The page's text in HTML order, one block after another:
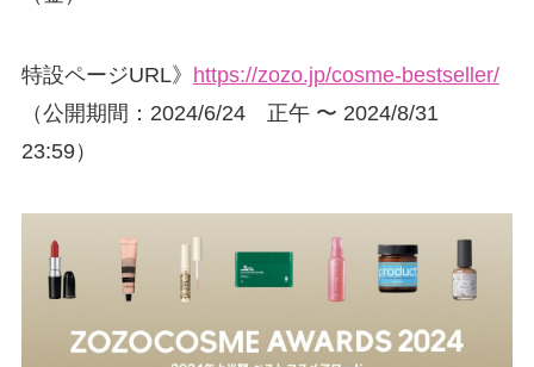
特設ページURL》 https://zozo.jp/cosme-bestseller/
（公開期間：2024/6/24 正午 〜 2024/8/31
23:59）